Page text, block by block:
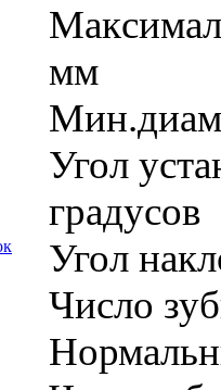
мм
Угол
градуcов
Угол
Числo